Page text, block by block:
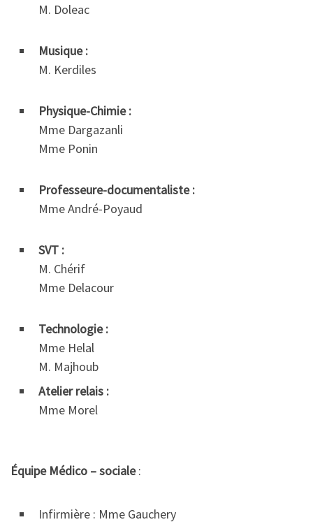
M. Doleac
Musique :
M. Kerdiles
Physique-Chimie :
Mme Dargazanli
Mme Ponin
Professeure-documentaliste :
Mme André-Poyaud
SVT :
M. Chérif
Mme Delacour
Technologie :
Mme Helal
M. Majhoub
Atelier relais :
Mme Morel
Équipe Médico – sociale:
Infirmière : Mme Gauchery